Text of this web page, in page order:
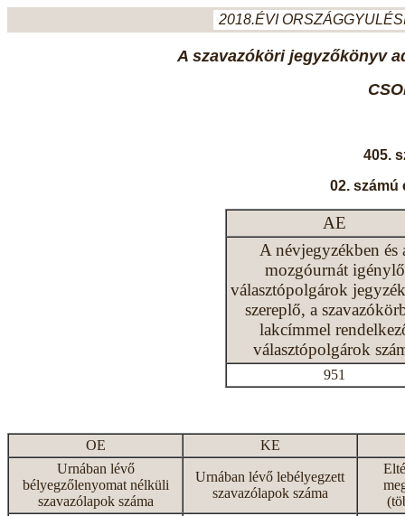
2018.ÉVI
A szavazóköri jegyzőkönyv
405.
02. számú
AE
A névjegyzékben és
mozgóurnát igénylő
választópolgárok
szereplő, a
lakcímmel
választópolgárok
951
OE
KE
Urnában lévő
bélyegzőlenyomat nélküli
szavazólapok száma
Urnában lévő lebélyegzett
szavazólapok száma